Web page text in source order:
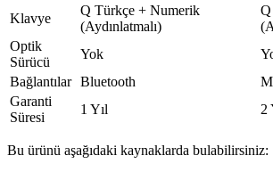
Klavye
Q Türkçe + Numerik
(Aydınlatmalı)
Optik
Sürücü
Yok
Bağlantılar Bluetooth
Garanti
Süresi
1 Yıl 2
Bu ürünü aşağıdaki kaynaklarda bulabilirsiniz: